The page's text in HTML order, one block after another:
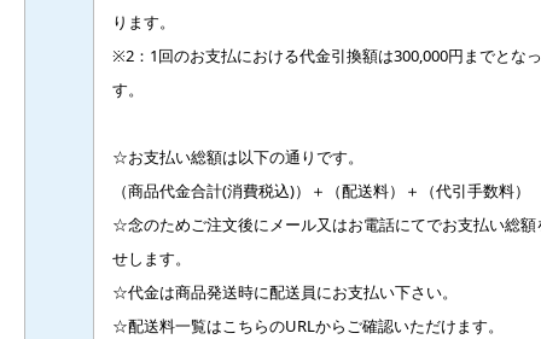
ります。
※2：1回のお支払における代金引換額は300,000円までとな
す。
☆お支払い総額は以下の通りです。
（商品代金合計(消費税込)）＋（配送料）＋（代引手数料）
☆念のためご注文後にメール又はお電話にてでお支払い総額
せします。
☆代金は商品発送時に配送員にお支払い下さい。
☆配送料一覧はこちらのURLからご確認いただけます。